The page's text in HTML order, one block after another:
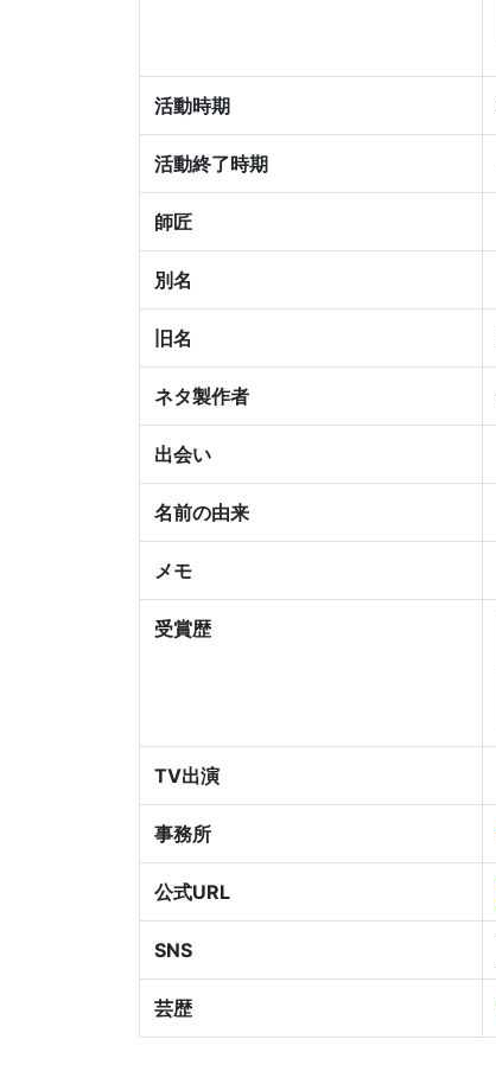
活動時期
活動終了時期
師匠
別名
旧名
ネタ製作者
出会い
名前の由来
メモ
受賞歴
TV出演
事務所
公式URL
SNS
芸歴